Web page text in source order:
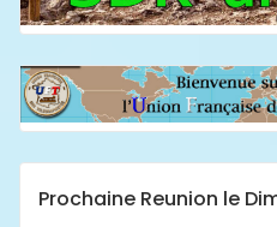
Prochaine Reunion le